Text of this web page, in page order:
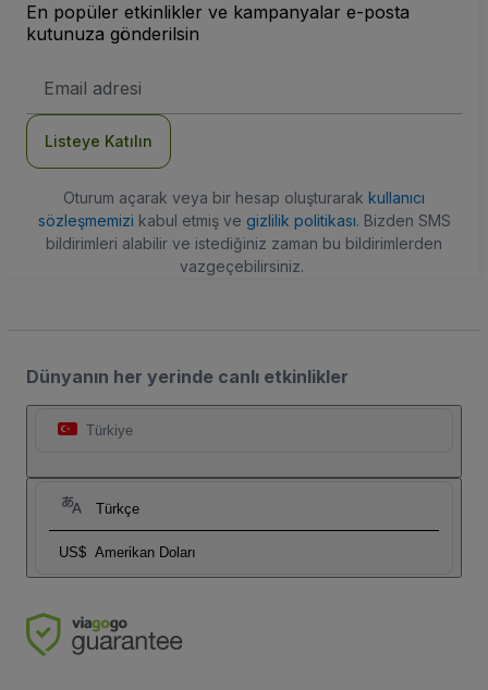
En popüler etkinlikler ve kampanyalar e-posta
kutunuza gönderilsin
posta
Listeye Katılın
Oturum açarak veya bir hesap oluşturarak kullanıcı
sözleşmemizi kabul etmiş ve gizlilik politikası. Bizden SMS
bildirimleri alabilir ve istediğiniz zaman bu bildirimlerden
vazgeçebilirsiniz.
Dünyanın her yerinde canlı etkinlikler
Türkiye
Türkçe
US$ Amerikan Doları